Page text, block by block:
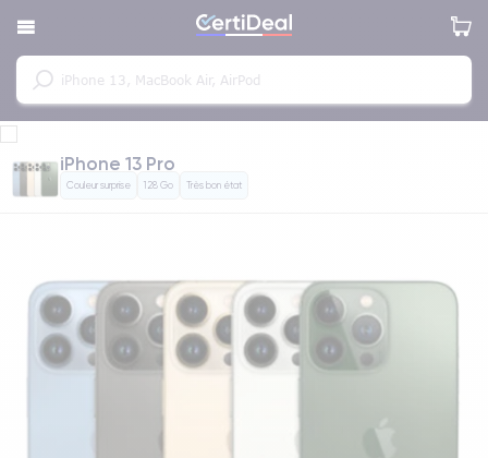
iPhone 13 Pro
Couleur surprise 128 Go Très bon état